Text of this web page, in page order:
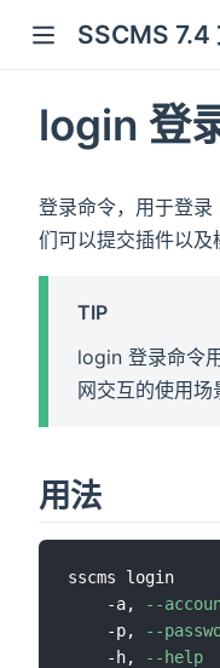
SSCMS 7.4
login 登
登录命令，用于登录
们可以提交插件以及
TIP
login 登录命令
网交互的使用场
用法
sscms login
    -a,
--
    -p,
--
    -h,
--help